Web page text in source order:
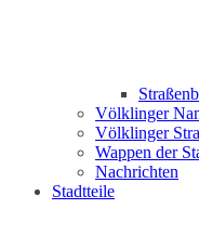
Völklinger
Völklinger
Wappen der
Nachrichten
Stadtteile